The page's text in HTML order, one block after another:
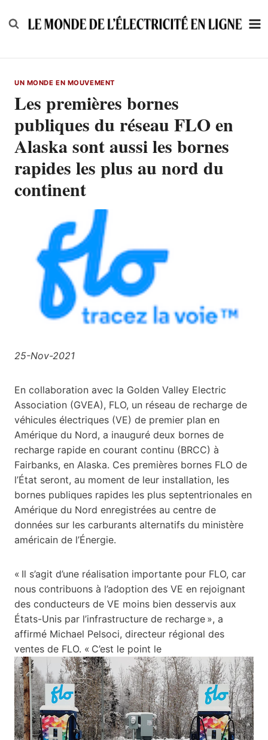
to
UN MONDE EN MOUVEMENT
Les premières bornes
publiques du réseau FLO en
Alaska sont aussi les bornes
rapides les plus au nord du
continent
25-Nov-2021
En collaboration avec la Golden Valley Electric
Association (GVEA), FLO, un réseau de recharge de
véhicules électriques (VE) de premier plan en
Amérique du Nord, a inauguré deux bornes de
recharge rapide en courant continu (BRCC) à
Fairbanks, en Alaska. Ces premières bornes FLO de
l’État seront, au moment de leur installation, les
bornes publiques rapides les plus septentrionales en
Amérique du Nord enregistrées au centre de
données sur les carburants alternatifs du ministère
américain de l’Énergie.
« Il s’agit d’une réalisation importante pour FLO, car
nous contribuons à l’adoption des VE en rejoignant
des conducteurs de VE moins bien desservis aux
États-Unis par l’infrastructure de recharge », a
affirmé Michael Pelsoci, directeur régional des
ventes de FLO. « C’est le point le